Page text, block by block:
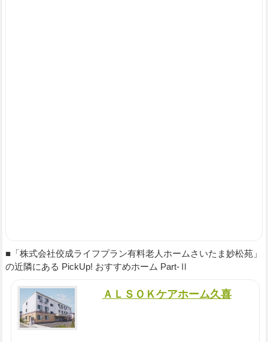
■「株式会社佼成ライフプラン有料老人ホームさいたま妙松苑」
の近隣にある PickUp! おすすめホーム Part-Ⅱ
ＡＬＳＯＫケアホーム久喜